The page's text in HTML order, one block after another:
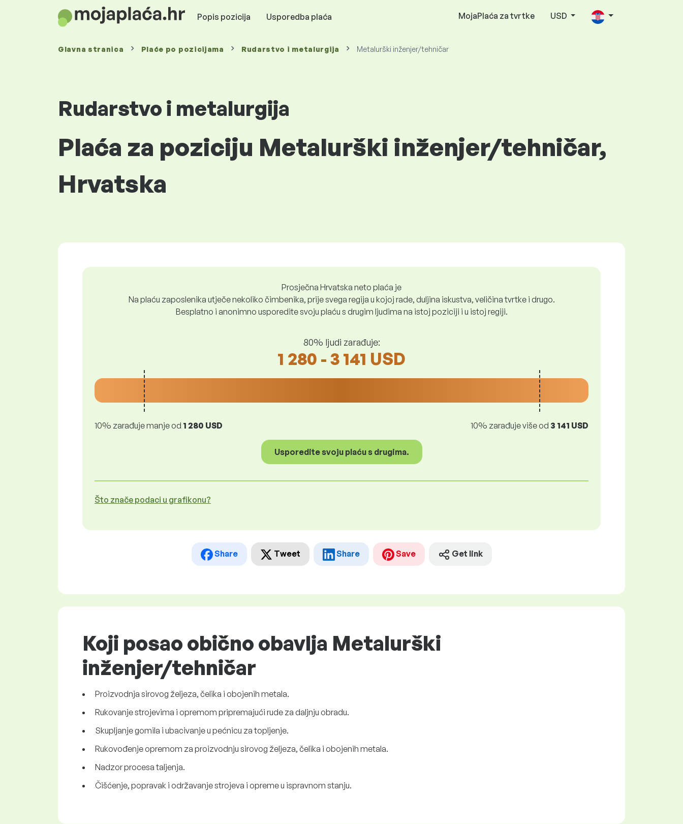
Popis pozicija Usporedba plaća MojaPlaća za tvrtke USD
Glavna stranica Plaće po pozicijama Rudarstvo i metalurgija Metalurški inženjer/tehničar
Rudarstvo i metalurgija
Plaća za poziciju Metalurški inženjer/tehničar,
Hrvatska
Prosječna Hrvatska neto plaća je
Na plaću zaposlenika utječe nekoliko čimbenika, prije svega regija u kojoj rade, duljina iskustva, veličina tvrtke i drugo.
Besplatno i anonimno usporedite svoju plaću s drugim ljudima na istoj poziciji i u istoj regiji.
80% ljudi zarađuje:
1 280 - 3 141 USD
10% zarađuje manje od 1 280 USD 10% zarađuje više od 3 141 USD
Usporedite svoju plaću s drugima.
Što znače podaci u grafikonu?
Share Tweet Share Save Get link
Koji posao obično obavlja Metalurški
inženjer/tehničar
Proizvodnja sirovog željeza, čelika i obojenih metala.
Rukovanje strojevima i opremom pripremajući rude za daljnju obradu.
Skupljanje gomila i ubacivanje u pećnicu za topljenje.
Rukovođenje opremom za proizvodnju sirovog željeza, čelika i obojenih metala.
Nadzor procesa taljenja.
Čišćenje, popravak i održavanje strojeva i opreme u ispravnom stanju.